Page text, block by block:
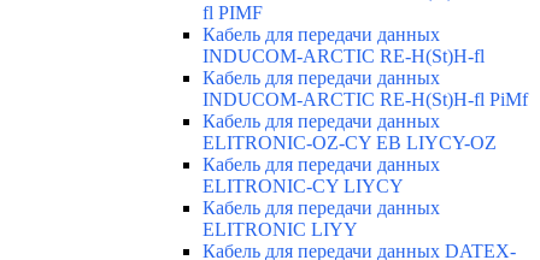
fl PIMF
Кабель для передачи данных
INDUCOM-ARCTIC RE-H(St)H-fl
Кабель для передачи данных
INDUCOM-ARCTIC RE-H(St)H-fl PiMf
Кабель для передачи данных
ELITRONIC-OZ-CY EB LIYCY-OZ
Кабель для передачи данных
ELITRONIC-CY LIYCY
Кабель для передачи данных
ELITRONIC LIYY
Кабель для передачи данных DATEX-